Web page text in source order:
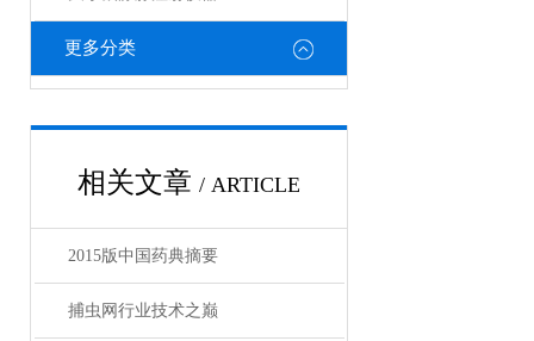
更多分类
相关文章 / ARTICLE
2015版中国药典摘要
捕虫网行业技术之巅